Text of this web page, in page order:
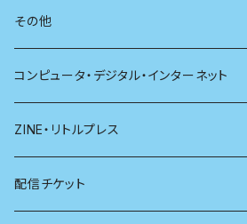
別冊太陽
社会
哲学
医学
看護学
心理学
地理
雷鳥社辞典シリーズ
その他
珈琲
雑貨
コンピュータ・デジタル・インターネット
ZINE・リトルプレス
電子版（EPub）
配信チケット